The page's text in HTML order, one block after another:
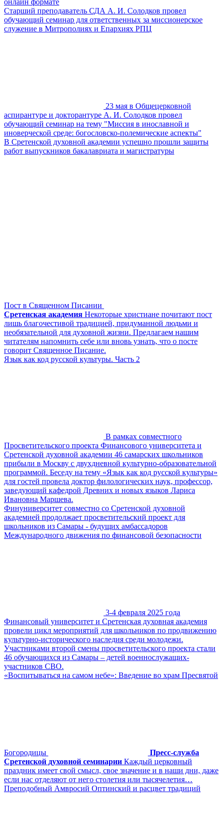
Старший преподаватель СДА А. И. Солодков провел
обучающий семинар для ответственных за миссионерское
служение в Митрополиях и Епархиях РПЦ
23 мая в Общецерковной
аспирантуре и докторантуре А. И. Солодков провел
обучающий семинар на тему "Миссия в инославной и
иноверческой среде: богословско-полемические аспекты"
В Сретенской духовной академии успешно прошли защиты
работ выпускников бакалавриата и магистратуры
Пост в Священном Писании
Сретенская академия Некоторые христиане почитают пост
лишь благочестивой традицией, придуманной людьми и
необязательной для духовной жизни. Предлагаем нашим
читателям напомнить себе или вновь узнать, что о посте
говорит Священное Писание.
Язык как код русской культуры. Часть 2
В рамках совместного
Просветительского проекта Финансового университета и
Сретенской духовной академии 46 самарских школьников
прибыли в Москву с двухдневной культурно-образовательной
программой. Беседу на тему «Язык как код русской культуры»
для гостей провела доктор филологических наук, профессор,
заведующий кафедрой Древних и новых языков Лариса
Ивановна Маршева.
Финуниверситет совместно со Сретенской духовной
академией продолжает просветительский проект для
школьников из Самары - будущих амбассадоров
Международного движения по финансовой безопасности
3-4 февраля 2025 года
Финансовый университет и Сретенская духовная академия
провели цикл мероприятий для школьников по продвижению
культурно-исторического наследия среди молодежи.
Участниками второй смены просветительского проекта стали
46 обучающихся из Самары – детей военнослужащих-
участников СВО.
«Воспитываться на самом небе»: Введение во храм Пресвятой
Богородицы
Пресс-служба
Сретенской духовной семинарии Каждый церковный
праздник имеет свой смысл, свое значение и в наши дни, даже
если нас отделяют от него столетия или тысячелетия…
Преподобный Амвросий Оптинский и расцвет традиций